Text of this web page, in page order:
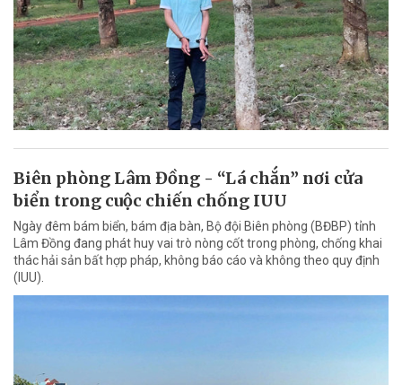
Biên phòng Lâm Đồng - “Lá chắn” nơi cửa
biển trong cuộc chiến chống IUU
Ngày đêm bám biển, bám địa bàn, Bộ đội Biên phòng (BĐBP) tỉnh
Lâm Đồng đang phát huy vai trò nòng cốt trong phòng, chống khai
thác hải sản bất hợp pháp, không báo cáo và không theo quy định
(IUU).